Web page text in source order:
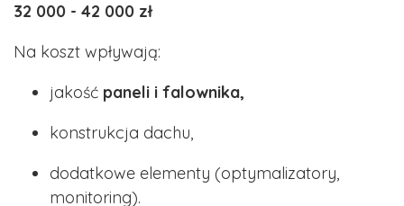
32 000 - 42 000 zł
Na koszt wpływają:
jakość paneli i falownika,
konstrukcja dachu,
dodatkowe elementy (optymalizatory,
monitoring).